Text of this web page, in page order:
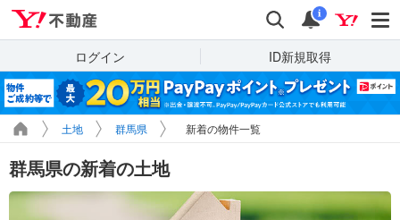
検索 通知
i
ログイン ID新規取得
土地 群馬県 新着の物件一覧
群馬県の新着の土地